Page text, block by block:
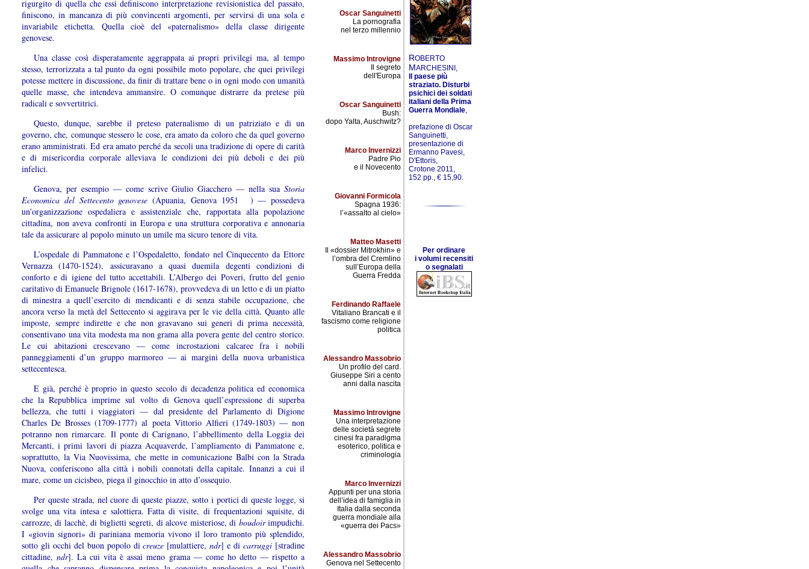
rigurgito di quella che essi definiscono interpretazione revisionistica del passato,
finiscono, in mancanza di più convincenti argomenti, per servirsi di una sola e
invariabile etichetta. Quella cioè del «paternalismo» della classe dirigente
genovese.
Una classe così disperatamente aggrappata ai propri privilegi ma, al tempo
stesso, terrorizzata a tal punto da ogni possibile moto popolare, che quei privilegi
potesse mettere in discussione, da finir di trattare bene o in ogni modo con umanità
quelle masse, che intendeva ammansire. O comunque distrarre da pretese più
radicali e sovvertitrici.
Questo, dunque, sarebbe il preteso paternalismo di un patriziato e di un
governo, che, comunque stessero le cose, era amato da coloro che da quel governo
erano amministrati. Ed era amato perché da secoli una tradizione di opere di carità
e di misericordia corporale alleviava le condizioni dei più deboli e dei più
infelici.
Genova, per esempio — come scrive Giulio Giacchero — nella sua Storia
Economica del Settecento genovese (Apuania, Genova 1951
) — possedeva
un’organizzazione ospedaliera e assistenziale che, rapportata alla popolazione
cittadina, non aveva confronti in Europa e una struttura corporativa e annonaria
tale da assicurare al popolo minuto un umile ma sicuro tenore di vita.
L’ospedale di Pammatone e l’Ospedaletto, fondato nel Cinquecento da Ettore
Vernazza (1470-1524), assicuravano a quasi duemila degenti condizioni di
conforto e di igiene del tutto accettabili. L’Albergo dei Poveri, frutto del genio
caritativo di Emanuele Brignole (1617-1678), provvedeva di un letto e di un piatto
di minestra a quell’esercito di mendicanti e di senza stabile occupazione, che
ancora verso la metà del Settecento si aggirava per le vie della città. Quanto alle
imposte, sempre indirette e che non gravavano sui generi di prima necessità,
consentivano una vita modesta ma non grama alla povera gente del centro storico.
Le cui abitazioni crescevano — come incrostazioni calcaree fra i nobili
panneggiamenti d’un gruppo marmoreo — ai margini della nuova urbanistica
settecentesca.
E già, perché è proprio in questo secolo di decadenza politica ed economica
che la Repubblica imprime sul volto di Genova quell’espressione di superba
bellezza, che tutti i viaggiatori — dal presidente del Parlamento di Digione
Charles De Brosses (1709-1777) al poeta Vittorio Alfieri (1749-1803) — non
potranno non rimarcare. Il ponte di Carignano, l’abbellimento della Loggia dei
Mercanti, i primi lavori di piazza Acquaverde, l’ampliamento di Pammatone e,
soprattutto, la Via Nuovissima, che mette in comunicazione Balbi con la Strada
Nuova, conferiscono alla città i nobili connotati della capitale. Innanzi a cui il
mare, come un cicisbeo, piega il ginocchio in atto d’ossequio.
Per queste strada, nel cuore di queste piazze, sotto i portici di queste logge, si
svolge una vita intesa e salottiera. Fatta di visite, di frequentazioni squisite, di
carrozze, di lacchè, di biglietti segreti, di alcove misteriose, di boudoirimpudichi.
I «giovin signori» di pariniana memoria vivono il loro tramonto più splendido,
sotto gli occhi del buon popolo dicreuze [mulattiere,ndr] e dicarruggi [stradine
cittadine,ndr]. La cui vita è assai meno grama — come ho detto — rispetto a
Oscar Sanguinetti
La pornografia
nel terzo millennio
Massimo Introvigne
Il segreto
dell'Europa
Oscar Sanguinetti
Bush:
dopo Yalta, Auschwitz?
Marco Invernizzi
Padre Pio
e il Novecento
Giovanni Formicola
Spagna 1936:
l’«assalto al cielo»
Matteo Masetti
Il «dossier Mitrokhin» e
l’ombra del Cremlino
sull’Europa della
Guerra Fredda
Ferdinando Raffaele
Vitaliano Brancati e il
fascismo come religione
politica
Alessandro Massobrio
Un profilo del card.
Giuseppe Siri a cento
anni dalla nascita
Massimo Introvigne
Una interpretazione
delle società segrete
cinesi fra paradigma
esoterico, politica e
criminologia
Marco Invernizzi
Appunti per una storia
dell’idea di famiglia in
Italia dalla seconda
guerra mondiale alla
«guerra dei Pacs»
Alessandro Massobrio
Genova nel Settecento
ROBERTO
MARCHESINI,
Il paese più
straziato. Disturbi
psichici dei soldati
italiani della Prima
Guerra Mondiale,
prefazione di Oscar
Sanguinetti,
presentazione di
Ermanno Pavesi,
D'Ettoris,
Crotone 2011,
152 pp., € 15,90.
Per ordinare
i volumi recensiti
o segnalati